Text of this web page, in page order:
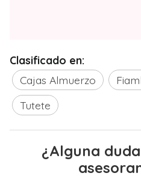
Clasificado en:
Cajas Almuerzo
Tutete
¿Alguna